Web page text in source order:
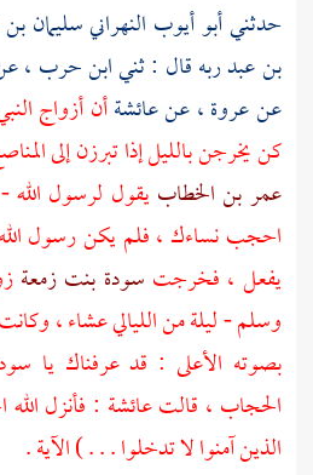
حدثنيأبو أيوب النهراني سليمان
بن عبد ربهقال : ثنيابن حرب ،
عنعروة ،عنعائشةأن أزواج
كن يخرجن بالليل إذا تبرزن إلى
عمر بن الخطابيقول لرسول
احجب نساءك ، فلم يكن رسول
يفعل ، فخرجت سودة بنت زمعة
وسلم - ليلة من الليالي عشاء ، وكانت
بصوته الأعلى : قد عرفناك يا
الحجاب ، قالتعائشة : فأنزل
الذين آمنوا لا تدخلوا . . . ) الآية .